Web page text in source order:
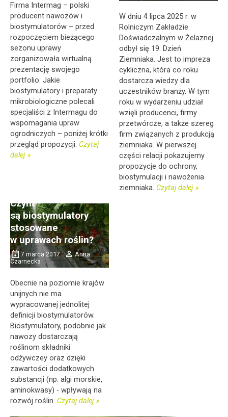
Firma Intermag – polski
producent nawozów i
biostymulatorów – przed
rozpoczęciem bieżącego
sezonu uprawy
zorganizowała wirtualną
prezentację swojego
portfolio. Jakie
biostymulatory i preparaty
mikrobiologiczne polecali
specjaliści z Intermagu do
wspomagania upraw
ogrodniczych – poniżej krótki
przegląd propozycji. Czytaj
dalej
W dniu 4 lipca 2025 r. w
Rolniczym Zakładzie
Doświadczalnym w Żelaznej
odbył się 19. Dzień
Ziemniaka. Jest to impreza
cykliczna, która co roku
dostarcza wiedzy dla
uczestników branży. W tym
roku w wydarzeniu udział
wzięli producenci, firmy
przetwórcze, a także szereg
firm związanych z produkcją
ziemniaka. W pierwszej
części relacji pokazujemy
propozycje do ochrony,
biostymulacji i nawożenia
ziemniaka. Czytaj dalej
Czym
są biostymulatory
stosowane
w uprawach roślin?
7 marca 2017
Anna
Czarnecka
Obecnie na poziomie krajów
unijnych nie ma
wypracowanej jednolitej
definicji biostymulatorów.
Biostymulatory, podobnie jak
nawozy dostarczają
roślinom składniki
odżywczey oraz dzięki
zawartości dodatkowych
substancji (np. algi morskie,
aminokwasy) - wpływają na
rozwój roślin. Czytaj dalej